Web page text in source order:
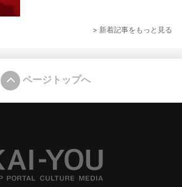
> 新着記事をもっと見る
ページトップへ